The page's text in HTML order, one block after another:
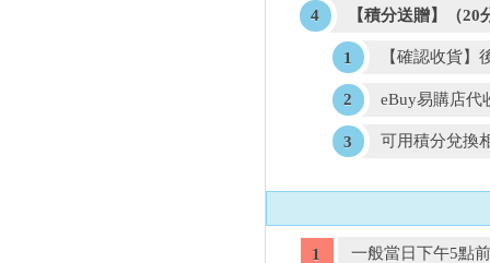
【積分送贈】（20
【確認收貨】
eBuy易購店代
可用積分兌換
一般當日下午5點